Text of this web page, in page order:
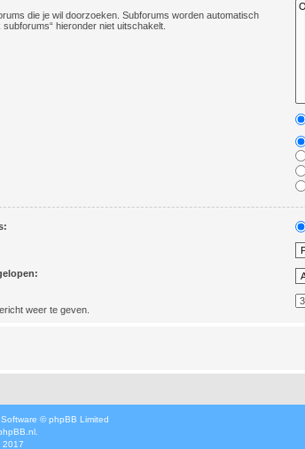
die je wil doorzoeken. Subforums worden automatisch
hieronder niet uitschakelt.
weer te geven.
© phpBB Limited
2017